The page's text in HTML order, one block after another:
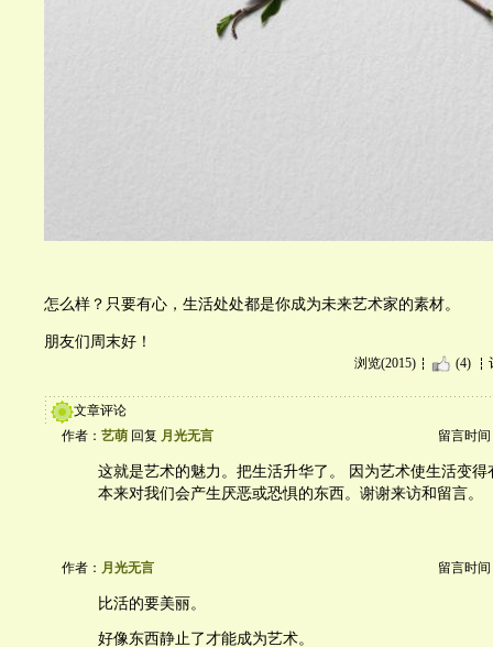
怎么样？只要有心，生活处处都是你成为未来艺术家的素材。
朋友们周末好！
浏览(2015) (4)
文章评论
作者： 艺萌 回复 月光无言 留言时间
这就是艺术的魅力。把生活升华了。 因为艺术使生活变得
本来对我们会产生厌恶或恐惧的东西。谢谢来访和留言。
作者： 月光无言 留言时间
比活的要美丽。
好像东西静止了才能成为艺术。